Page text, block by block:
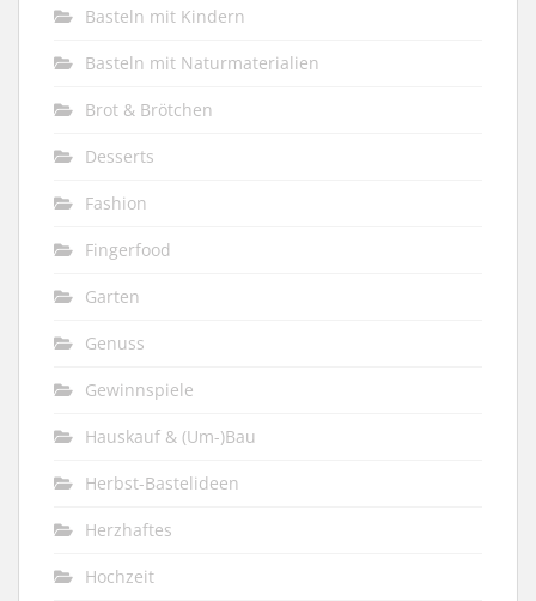
Basteln mit Kindern
Basteln mit Naturmaterialien
Brot & Brötchen
Desserts
Fashion
Fingerfood
Garten
Genuss
Gewinnspiele
Hauskauf & (Um-)Bau
Herbst-Bastelideen
Herzhaftes
Hochzeit